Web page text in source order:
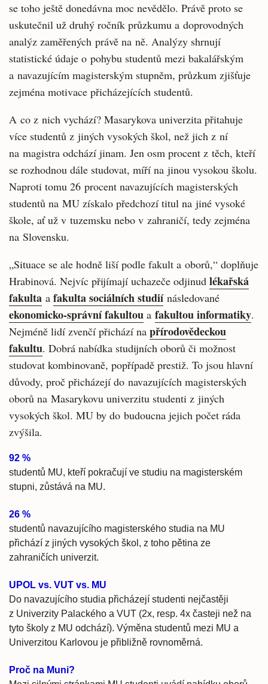
se toho ještě donedávna moc nevědělo. Právě proto se
uskutečnil už druhý ročník průzkumu a doprovodných
analýz zaměřených právě na ně. Analýzy shrnují
statistické údaje o pohybu studentů mezi bakalářským
a navazujícím magisterským stupněm, průzkum zjišťuje
zejména motivace přicházejících studentů.
A co z nich vychází? Masarykova univerzita přitahuje
více studentů z jiných vysokých škol, než jich z ní
na magistra odchází jinam. Jen osm procent z těch, kteří
se rozhodnou dále studovat, míří na jinou vysokou školu.
Naproti tomu 26 procent navazujících magisterských
studentů na MU získalo předchozí titul na jiné vysoké
škole, ať už v tuzemsku nebo v zahraničí, tedy zejména
na Slovensku.
„Situace se ale hodně liší podle fakult a oborů,“ doplňuje
Hrabinová. Nejvíc přijímají uchazeče odjinud lékařská
fakulta a fakulta sociálních studiínásledované
ekonomicko-správní fakultou a fakultou informatiky.
Nejméně lidí zvenčí přichází na přírodovědeckou
fakultu. Dobrá nabídka studijních oborů či možnost
studovat kombinovaně, popřípadě prestiž. To jsou hlavní
důvody, proč přicházejí do navazujících magisterských
oborů na Masarykovu univerzitu studenti z jiných
vysokých škol. MU by do budoucna jejich počet ráda
zvýšila.
92 %
studentů MU, kteří pokračují ve studiu na magisterském
stupni, zůstává na MU.
26 %
studentů navazujícího magisterského studia na MU
přichází z jiných vysokých škol, z toho pětina ze
zahraničích univerzit.
UPOL vs. VUT vs. MU
Do navazujícího studia přicházejí studenti nejčastěji
z Univerzity Palackého a VUT (2x, resp. 4x časteji než na
tyto školy z MU odchází). Výměna studentů mezi MU a
Univerzitou Karlovou je přibližně rovnoměrná.
Proč na Muni?